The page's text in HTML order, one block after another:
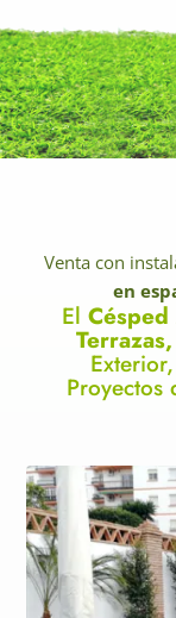
Venta con
en
El
Proyectos